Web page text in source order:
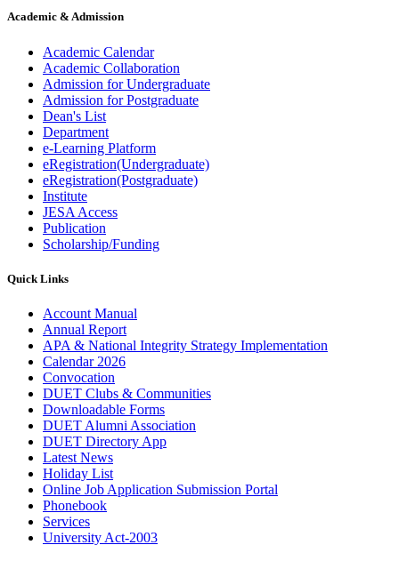
Academic & Admission
Academic Calendar
Academic Collaboration
Admission for Undergraduate
Admission for Postgraduate
Dean's List
Department
e-Learning Platform
eRegistration(Undergraduate)
eRegistration(Postgraduate)
Institute
JESA Access
Publication
Scholarship/Funding
Quick Links
Account Manual
Annual Report
APA & National Integrity Strategy Implementation
Calendar 2026
Convocation
DUET Clubs & Communities
Downloadable Forms
DUET Alumni Association
DUET Directory App
Latest News
Holiday List
Online Job Application Submission Portal
Phonebook
Services
University Act-2003